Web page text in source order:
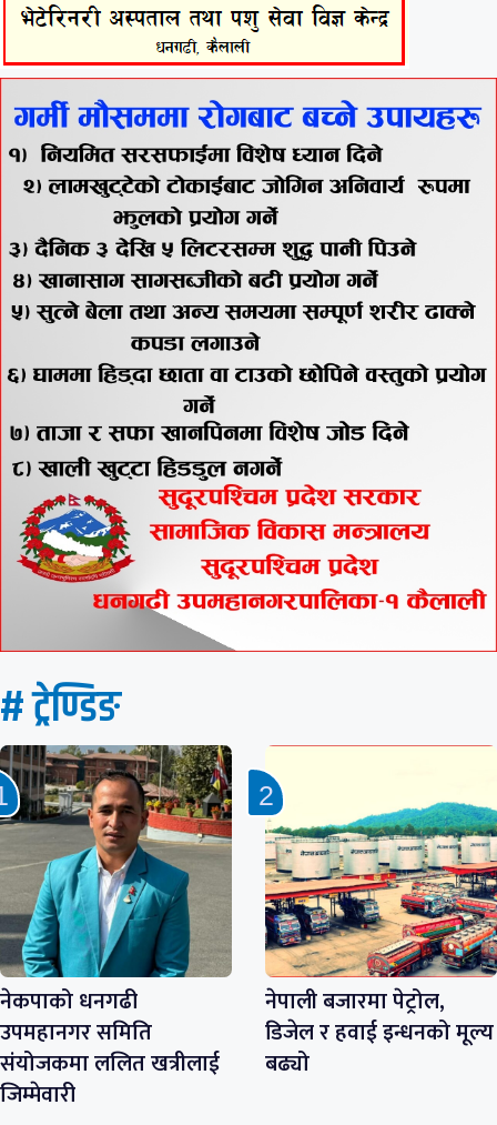
# ट्रेण्डिङ
नेकपाको धनगढी
उपमहानगर समिति
संयोजकमा ललित खत्रीलाई
जिम्मेवारी
नेपाली बजारमा पेट्रोल,
डिजेल र हवाई इन्धनको मूल्य
बढ्यो